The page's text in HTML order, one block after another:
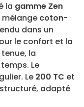
la gamme Zen
mélange coton-
dans un
le confort et la
la
Le
Le 200 TC et
adapté